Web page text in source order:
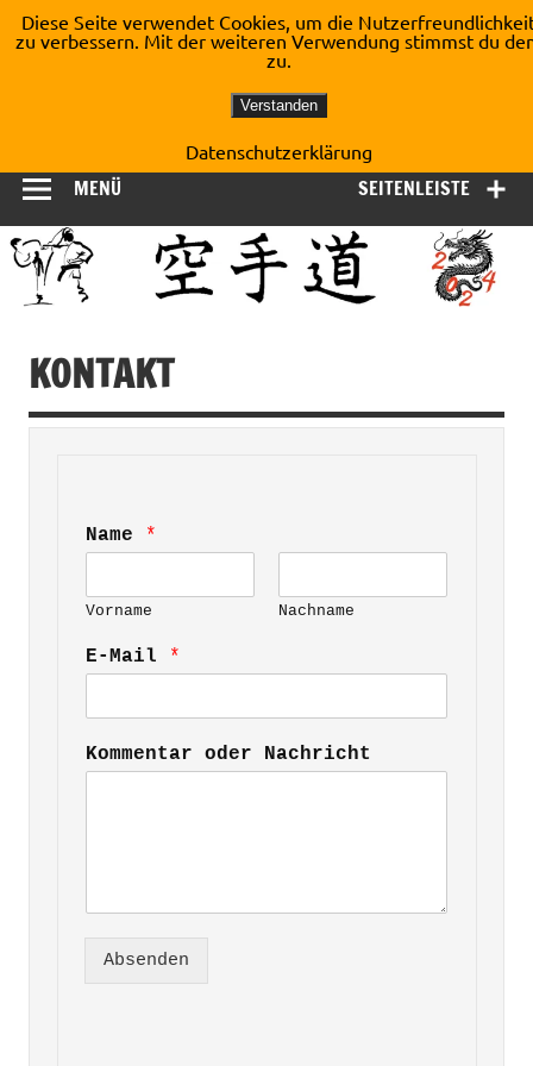
Inhalt
springen
Shotokan Karate Dojo
Kirchberg e.V.
SEITENLEISTE
MENÜ
KONTAKT
Name *
Vorname Nachname
E-Mail *
Kommentar oder Nachricht
Absenden
Diese Seite verwendet Cookies, um die
zu verbessern. Mit der weiteren Verwendung stimmst du
zu.
Verstanden
Datenschutzerklärung